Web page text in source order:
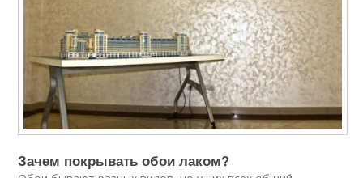
Зачем покрывать обои лаком?